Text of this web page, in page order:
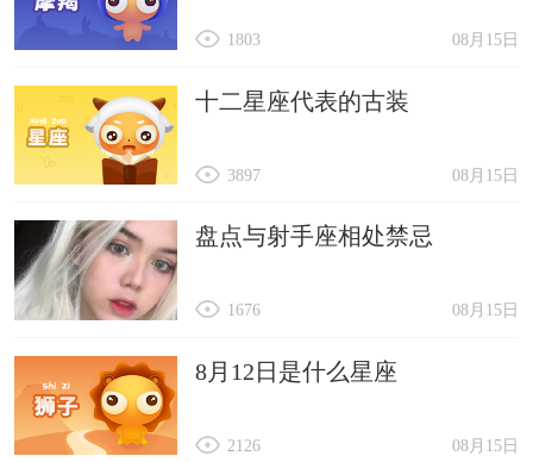
08月15日
1803
十二星座代表的古装
08月15日
3897
盘点与射手座相处禁忌
08月15日
1676
8月12日是什么星座
08月15日
2126